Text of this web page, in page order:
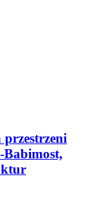
przestrzeni